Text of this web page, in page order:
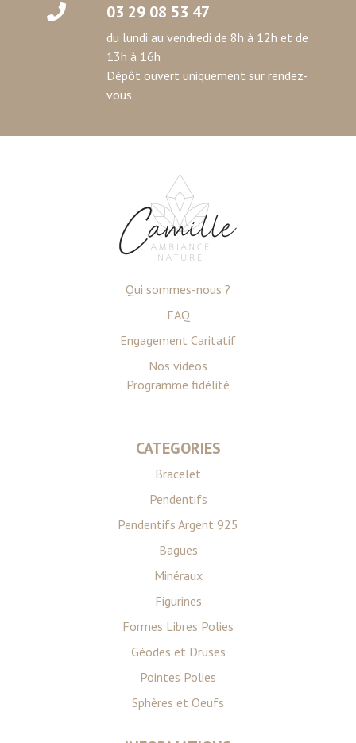
03 29 08 53 47
du lundi au vendredi de 8h à 12h et de
13h à 16h
Dépôt ouvert uniquement sur rendez-
vous
Qui sommes-nous ?
FAQ
Engagement Caritatif
Nos vidéos
Programme fidélité
CATEGORIES
Bracelet
Pendentifs
Pendentifs Argent 925
Bagues
Minéraux
Figurines
Formes Libres Polies
Géodes et Druses
Pointes Polies
Sphères et Oeufs